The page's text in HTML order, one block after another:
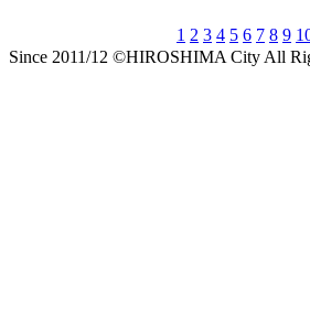
1 2 3 4 5 6 7 8 9
Since 2011/12 ©HIROSHIMA City All